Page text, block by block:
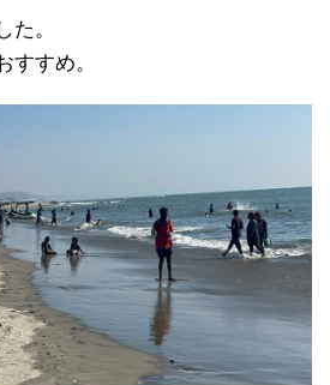
た。
すすめ。